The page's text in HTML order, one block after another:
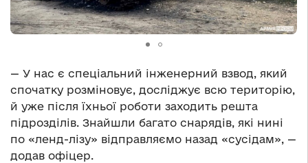
— У нас є спеціальний інженерний взвод, який
спочатку розміновує, досліджує всю територію,
й уже після їхньої роботи заходить решта
підрозділів. Знайшли багато снарядів, які нині
по «ленд-лізу» відправляємо назад «сусідам», —
додав офіцер.